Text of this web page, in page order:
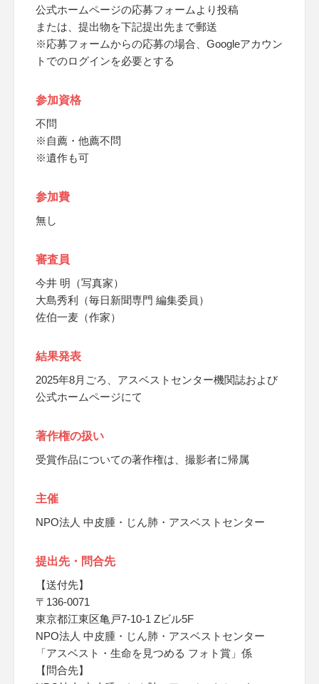
公式ホームページの応募フォームより投稿
または、提出物を下記提出先まで郵送
※応募フォームからの応募の場合、Googleアカウン
トでのログインを必要とする
参加資格
不問
※自薦・他薦不問
※遺作も可
参加費
無し
審査員
今井 明（写真家）
大島秀利（毎日新聞専門 編集委員）
佐伯一麦（作家）
結果発表
2025年8月ごろ、アスベストセンター機関誌および
公式ホームページにて
著作権の扱い
受賞作品についての著作権は、撮影者に帰属
主催
NPO法人 中皮腫・じん肺・アスベストセンター
提出先・問合先
【送付先】
〒136-0071
東京都江東区亀戸7-10-1 Zビル5F
NPO法人 中皮腫・じん肺・アスベストセンター
「アスベスト・生命を見つめる フォト賞」係
【問合先】